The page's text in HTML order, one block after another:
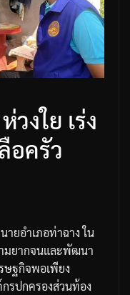
งใย เร่ง
อครัว
นายอำเภอท่าฉาง ใน
มยากจนและพัฒนา
ษฐกิจพอเพียง
กรปกครองส่วนท้อง